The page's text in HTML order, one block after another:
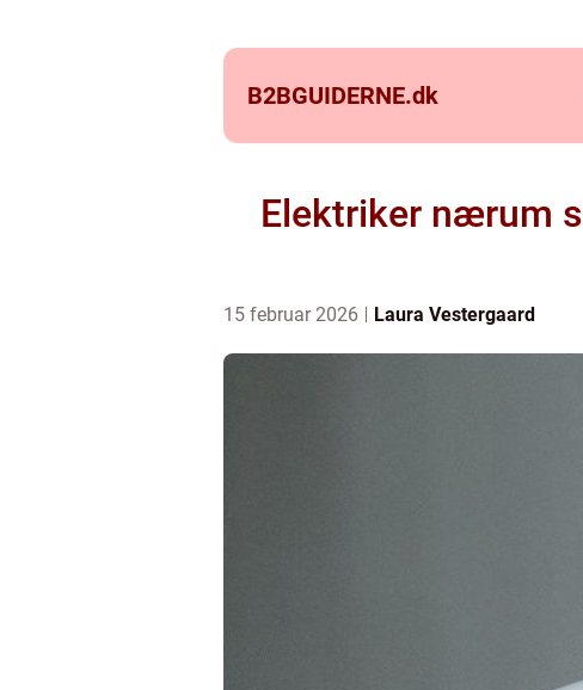
B2BGUIDERNE.dk
Elektriker nærum
15 februar 2026 Laura Vestergaard